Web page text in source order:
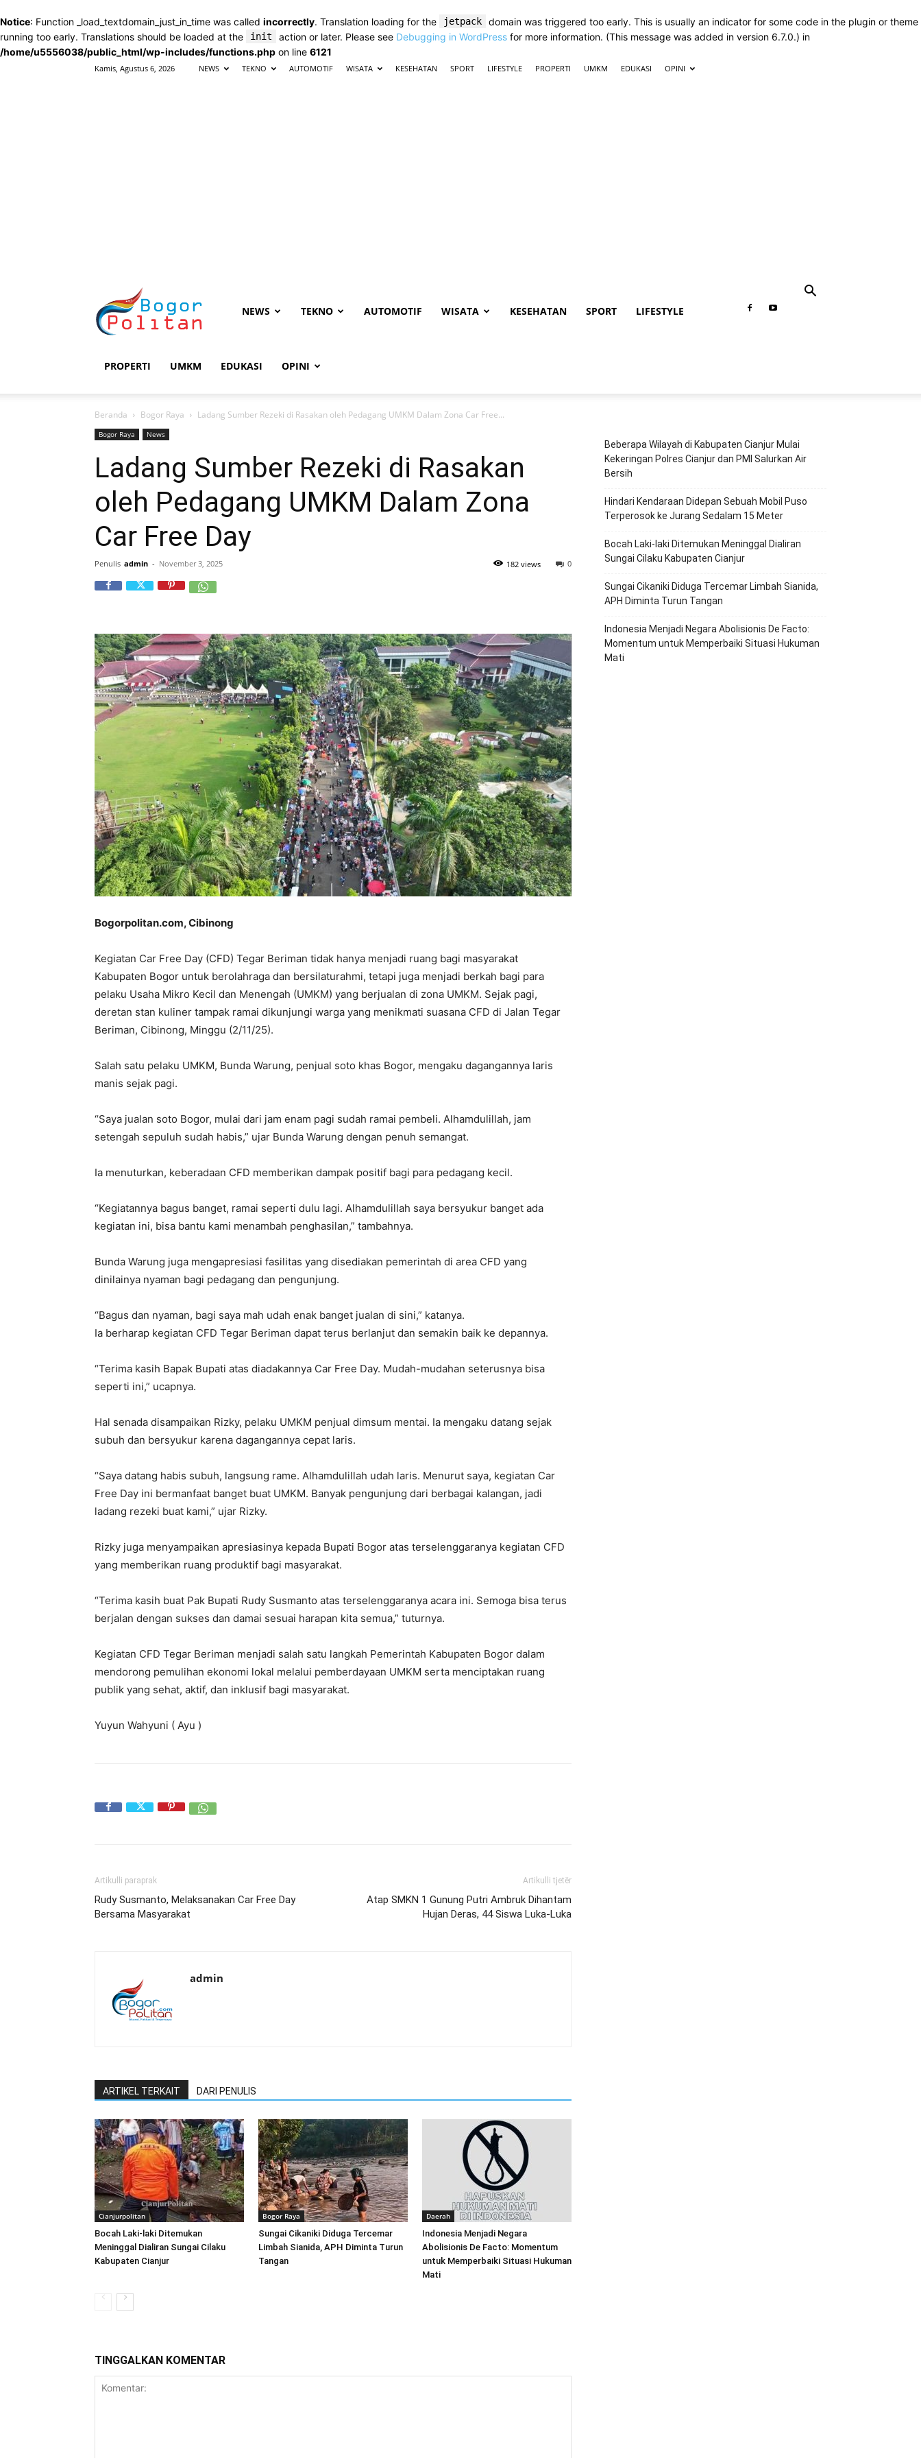
Notice: Function _load_textdomain_just_in_time was called incorrectly. Translation loading for the jetpack
domain was triggered too early. This is usually an indicator for some code in the plugin or theme
running too early. Translations should be loaded at the
init action or later. Please see Debugging in WordPress for more information. (This message was added in version 6.7.0.) in
/home/u5556038/public_html/wp-includes/functions.php on line 6121
Kamis, Agustus 6, 2026 NEWS TEKNO AUTOMOTIF WISATA KESEHATAN SPORT LIFESTYLE PROPERTI UMKM EDUKASI OPINI
Bogorpolitan
NEWS TEKNO AUTOMOTIF WISATA KESEHATAN SPORT LIFESTYLE
PROPERTI UMKM EDUKASI OPINI
Beranda Bogor Raya Ladang Sumber Rezeki di Rasakan oleh Pedagang UMKM Dalam Zona Car Free...
Bogor Raya News
Ladang Sumber Rezeki di Rasakan
oleh Pedagang UMKM Dalam Zona
Car Free Day
Penulis admin - November 3, 2025 0
182 views
Bogorpolitan.com, Cibinong
Kegiatan Car Free Day (CFD) Tegar Beriman tidak hanya menjadi ruang bagi masyarakat
Kabupaten Bogor untuk berolahraga dan bersilaturahmi, tetapi juga menjadi berkah bagi para
pelaku Usaha Mikro Kecil dan Menengah (UMKM) yang berjualan di zona UMKM. Sejak pagi,
deretan stan kuliner tampak ramai dikunjungi warga yang menikmati suasana CFD di Jalan Tegar
Beriman, Cibinong, Minggu (2/11/25).
Salah satu pelaku UMKM, Bunda Warung, penjual soto khas Bogor, mengaku dagangannya laris
manis sejak pagi.
“Saya jualan soto Bogor, mulai dari jam enam pagi sudah ramai pembeli. Alhamdulillah, jam
setengah sepuluh sudah habis,” ujar Bunda Warung dengan penuh semangat.
Ia menuturkan, keberadaan CFD memberikan dampak positif bagi para pedagang kecil.
“Kegiatannya bagus banget, ramai seperti dulu lagi. Alhamdulillah saya bersyukur banget ada
kegiatan ini, bisa bantu kami menambah penghasilan,” tambahnya.
Bunda Warung juga mengapresiasi fasilitas yang disediakan pemerintah di area CFD yang
dinilainya nyaman bagi pedagang dan pengunjung.
“Bagus dan nyaman, bagi saya mah udah enak banget jualan di sini,” katanya.
Ia berharap kegiatan CFD Tegar Beriman dapat terus berlanjut dan semakin baik ke depannya.
“Terima kasih Bapak Bupati atas diadakannya Car Free Day. Mudah-mudahan seterusnya bisa
seperti ini,” ucapnya.
Hal senada disampaikan Rizky, pelaku UMKM penjual dimsum mentai. Ia mengaku datang sejak
subuh dan bersyukur karena dagangannya cepat laris.
“Saya datang habis subuh, langsung rame. Alhamdulillah udah laris. Menurut saya, kegiatan Car
Free Day ini bermanfaat banget buat UMKM. Banyak pengunjung dari berbagai kalangan, jadi
ladang rezeki buat kami,” ujar Rizky.
Rizky juga menyampaikan apresiasinya kepada Bupati Bogor atas terselenggaranya kegiatan CFD
yang memberikan ruang produktif bagi masyarakat.
“Terima kasih buat Pak Bupati Rudy Susmanto atas terselenggaranya acara ini. Semoga bisa terus
berjalan dengan sukses dan damai sesuai harapan kita semua,” tuturnya.
Kegiatan CFD Tegar Beriman menjadi salah satu langkah Pemerintah Kabupaten Bogor dalam
mendorong pemulihan ekonomi lokal melalui pemberdayaan UMKM serta menciptakan ruang
publik yang sehat, aktif, dan inklusif bagi masyarakat.
Yuyun Wahyuni ( Ayu )
Artikulli paraprak
Rudy Susmanto, Melaksanakan Car Free Day
Bersama Masyarakat
Artikulli tjetër
Atap SMKN 1 Gunung Putri Ambruk Dihantam
Hujan Deras, 44 Siswa Luka-Luka
admin
ARTIKEL TERKAIT DARI PENULIS
Cianjurpolitan
Bocah Laki-laki Ditemukan
Meninggal Dialiran Sungai Cilaku
Kabupaten Cianjur
Bogor Raya
Sungai Cikaniki Diduga Tercemar
Limbah Sianida, APH Diminta Turun
Tangan
Daerah
‎Indonesia Menjadi Negara
Abolisionis De Facto: Momentum
untuk Memperbaiki Situasi Hukuman
Mati
TINGGALKAN KOMENTAR
Beberapa Wilayah di Kabupaten Cianjur Mulai
Kekeringan Polres Cianjur dan PMI Salurkan Air
Bersih
Hindari Kendaraan Didepan Sebuah Mobil Puso
Terperosok ke Jurang Sedalam 15 Meter
Bocah Laki-laki Ditemukan Meninggal Dialiran
Sungai Cilaku Kabupaten Cianjur
Sungai Cikaniki Diduga Tercemar Limbah Sianida,
APH Diminta Turun Tangan
‎Indonesia Menjadi Negara Abolisionis De Facto:
Momentum untuk Memperbaiki Situasi Hukuman
Mati